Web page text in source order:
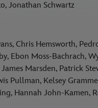
Jonathan Schwartz
Chris Hemsworth,
Ebon Moss-Bachrach,
Marsden, Patrick
Pullman, Kelsey
Hannah John-Kamen,